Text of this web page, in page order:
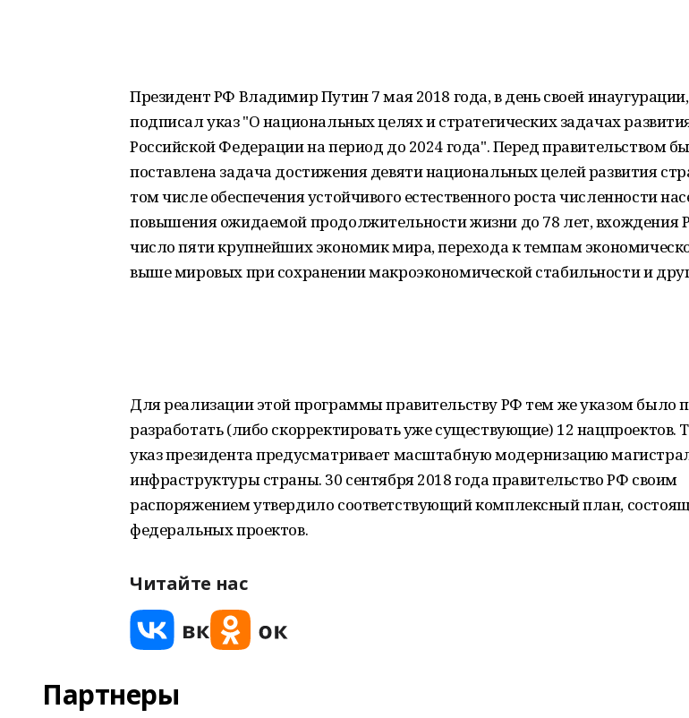
Президент РФ Владимир Путин 7 мая 2018 года, в день своей инаугурации,
подписал указ "О национальных целях и стратегических задачах
Российской Федерации на период до 2024 года". Перед правительством
поставлена задача достижения девяти национальных целей развития
том числе обеспечения устойчивого естественного роста численности
повышения ожидаемой продолжительности жизни до 78 лет, вхождения
число пяти крупнейших экономик мира, перехода к темпам
выше мировых при сохранении макроэкономической стабильности и
Для реализации этой программы правительству РФ тем же указом было
разработать (либо скорректировать уже существующие) 12 нацпроектов.
указ президента предусматривает масштабную модернизацию
инфраструктуры страны. 30 сентября 2018 года правительство РФ своим
распоряжением утвердило соответствующий комплексный план,
федеральных проектов.
Читайте нас
Партнеры